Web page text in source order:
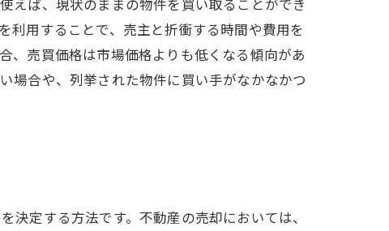
えば、現状のままの物件を買い取ることができ
利用することで、売主と折衝する時間や費用を
、売買価格は市場価格よりも低くなる傾向があ
場合や、列挙された物件に買い手がなかなかつ
定する方法です。不動産の売却においては、